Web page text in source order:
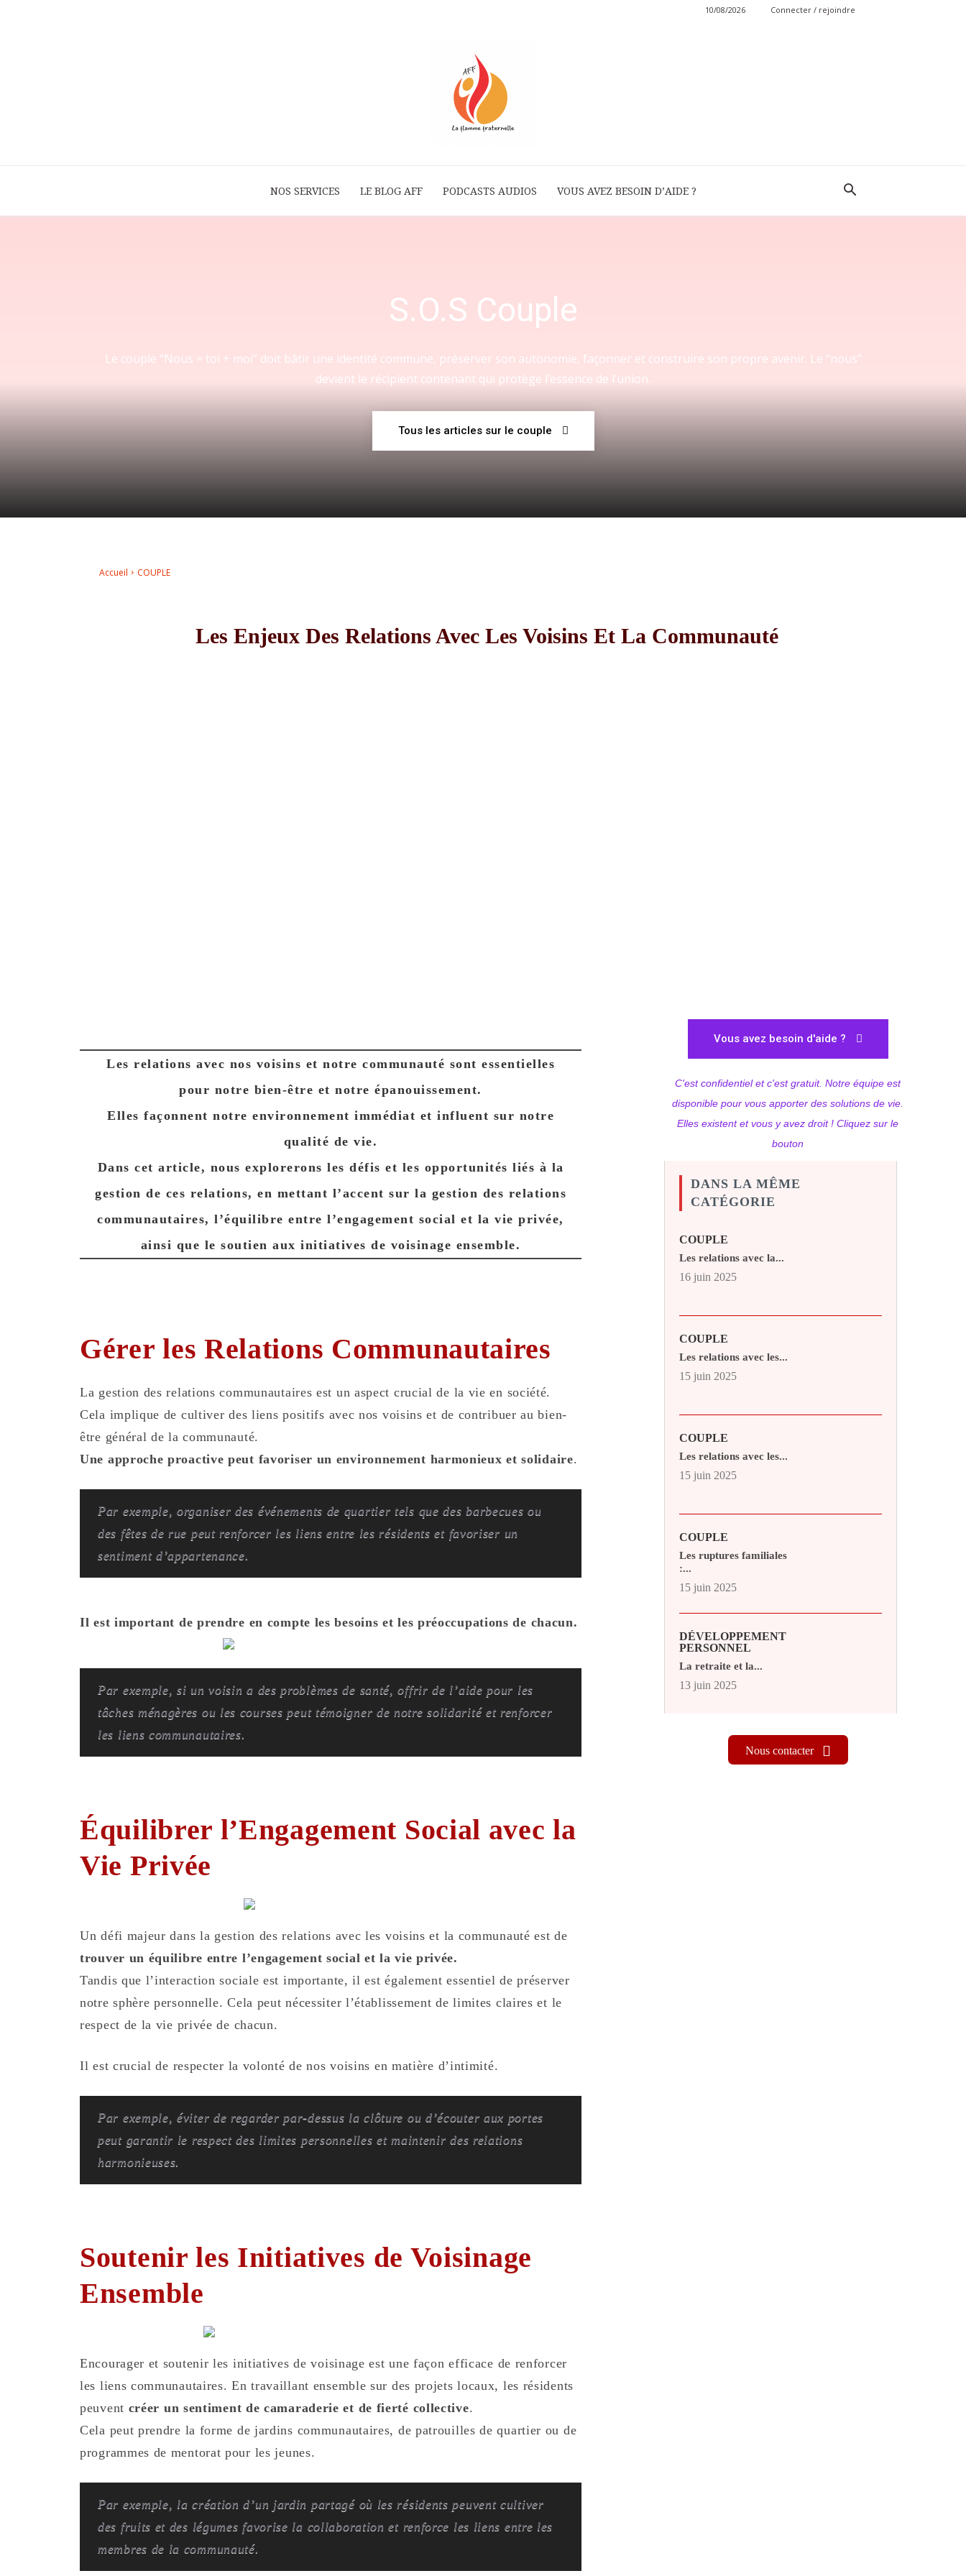
10/08/2026 Connecter / rejoindre
La
Fraternelle
NOS SERVICES LE BLOG AFF PODCASTS AUDIOS VOUS AVEZ BESOIN D’AIDE ?
S.O.S Couple
Le couple “Nous = toi + moi” doit bâtir une identité commune, préserver son autonomie, façonner et construire son propre avenir. Le “nous”
devient le récipient contenant qui protège l’essence de l’union.
Tous les articles sur le couple
Accueil COUPLE
Les Enjeux Des Relations Avec Les Voisins Et La Communauté
Les relations avec nos voisins et notre communauté sont essentielles
pour notre bien-être et notre épanouissement.
Elles façonnent notre environnement immédiat et influent sur notre
qualité de vie.
Dans cet article, nous explorerons les défis et les opportunités liés à la
gestion de ces relations, en mettant l’accent sur la gestion des relations
communautaires, l’équilibre entre l’engagement social et la vie privée,
ainsi que le soutien aux initiatives de voisinage ensemble.
Gérer les Relations Communautaires
La gestion des relations communautaires est un aspect crucial de la vie en société.
Cela implique de cultiver des liens positifs avec nos voisins et de contribuer au bien-
être général de la communauté.
Une approche proactive peut favoriser un environnement harmonieux et solidaire.
Par exemple, organiser des événements de quartier tels que des barbecues ou
des fêtes de rue peut renforcer les liens entre les résidents et favoriser un
sentiment d’appartenance.
Il est important de prendre en compte les besoins et les préoccupations de chacun.
Par exemple, si un voisin a des problèmes de santé, offrir de l’aide pour les
tâches ménagères ou les courses peut témoigner de notre solidarité et renforcer
les liens communautaires.
Équilibrer l’Engagement Social avec la
Vie Privée
Un défi majeur dans la gestion des relations avec les voisins et la communauté est de
trouver un équilibre entre l’engagement social et la vie privée.
Tandis que l’interaction sociale est importante, il est également essentiel de préserver
notre sphère personnelle. Cela peut nécessiter l’établissement de limites claires et le
respect de la vie privée de chacun.
Il est crucial de respecter la volonté de nos voisins en matière d’intimité.
Par exemple, éviter de regarder par-dessus la clôture ou d’écouter aux portes
peut garantir le respect des limites personnelles et maintenir des relations
harmonieuses.
Soutenir les Initiatives de Voisinage
Ensemble
Encourager et soutenir les initiatives de voisinage est une façon efficace de renforcer
les liens communautaires. En travaillant ensemble sur des projets locaux, les résidents
peuvent créer un sentiment de camaraderie et de fierté collective.
Cela peut prendre la forme de jardins communautaires, de patrouilles de quartier ou de
programmes de mentorat pour les jeunes.
Par exemple, la création d’un jardin partagé où les résidents peuvent cultiver
des fruits et des légumes favorise la collaboration et renforce les liens entre les
membres de la communauté.
Vous avez besoin d'aide ?
C'est confidentiel et c'est gratuit. Notre équipe est
disponible pour vous apporter des solutions de vie.
Elles existent et vous y avez droit ! Cliquez sur le
bouton
DANS LA MÊME
CATÉGORIE
COUPLE
Les relations avec la...
16 juin 2025
COUPLE
Les relations avec les...
15 juin 2025
COUPLE
Les relations avec les...
15 juin 2025
COUPLE
Les ruptures familiales
:...
15 juin 2025
DÉVELOPPEMENT
PERSONNEL
La retraite et la...
13 juin 2025
Nous contacter